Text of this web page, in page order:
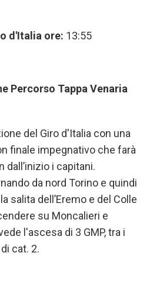
d'Italia ore: 13:55
Percorso Tappa Venaria
del Giro d'Italia con una
finale impegnativo che farà
i capitani.
da nord Torino e quindi
salita dell’Eremo e del Colle
su Moncalieri e
l'ascesa di 3 GMP, tra i
cat. 2.